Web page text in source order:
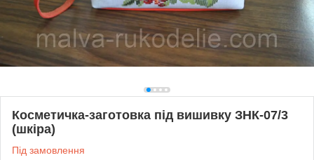
Косметичка-заготовка під вишивку ЗНК-07/3
(шкіра)
Під замовлення